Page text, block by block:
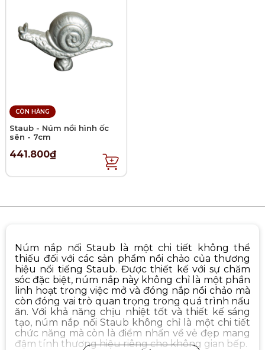
CÒN HÀNG
Staub - Núm nồi hình ốc
sên - 7cm
441.800₫
Núm nắp nối Staub là một chi tiết không thể
thiếu đối với các sản phẩm nồi chảo của thương
hiệu nổi tiếng Staub. Được thiết kế với sự chăm
sóc đặc biệt, núm nắp này không chỉ là một phần
linh hoạt trong việc mở và đóng nắp nồi chảo mà
còn đóng vai trò quan trọng trong quá trình nấu
ăn. Với khả năng chịu nhiệt tốt và thiết kế sáng
tạo, núm nắp nối Staub không chỉ là một chi tiết
chức năng mà còn là điểm nhấn về vẻ đẹp mang
đậm tính thương hiệu riêng cho không gian bếp.